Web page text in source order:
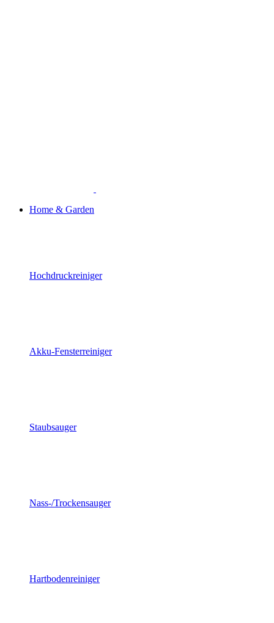
Home & Garden
Hochdruckreiniger
Akku-Fensterreiniger
Staubsauger
Nass-/Trockensauger
Hartbodenreiniger